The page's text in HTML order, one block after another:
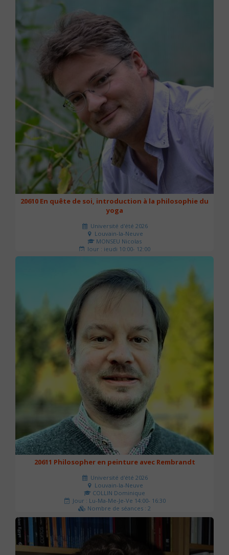
20610 En quête de soi, introduction à la philosophie du
yoga
Université d'été 2026
Louvain-la-Neuve
MONSEU Nicolas
Jour : jeudi 10:00- 12:00
Nombre de séances : 1
20611 Philosopher en peinture avec Rembrandt
Université d'été 2026
Louvain-la-Neuve
COLLIN Dominique
Jour : Lu-Ma-Me-Je-Ve 14:00- 16:30
Nombre de séances : 2
51 €